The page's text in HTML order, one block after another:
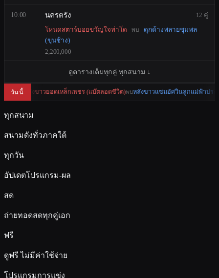
10:00 นครตรัง
โหนดสตาร์บอยขวัญใจท่าโด พบ
ดุกด้างพลายชุมพล
(ขุนช้าง)
2,200,000
12 คู่
ดูตารางเต็มทุกคู่ ทุกสนาม ↓
วันนี้
งขาวแซมอัศวินลูกแม่ฟ้าประทาน 10:00 น. ขาวแมนดาริน (จ่าโชค)พบ นิลง
ทุกสนาม
สนามดังทั่วภาคใต้
ทุกวัน
อัปเดตโปรแกรม-ผล
สด
ถ่ายทอดสดทุกคู่เอก
ฟรี
ดูฟรี ไม่มีค่าใช้จ่าย
โปรแกรมการแข่ง